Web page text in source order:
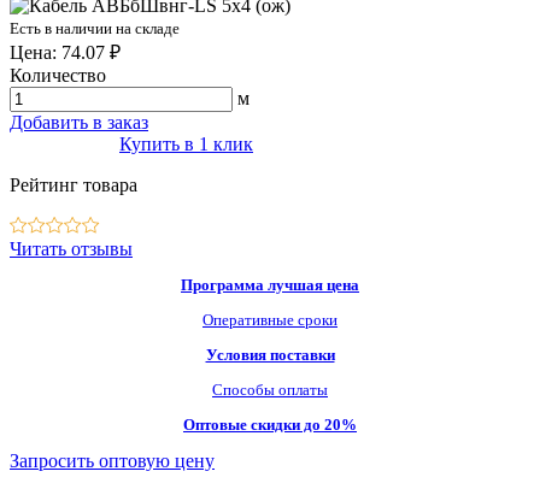
Есть в наличии на складе
Цена: 74.07 ₽
Количество
м
Добавить в заказ
Купить в 1 клик
Рейтинг товара
Читать отзывы
Программа лучшая цена
Оперативные сроки
Условия поставки
Способы оплаты
Оптовые скидки до 20%
Запросить оптовую цену